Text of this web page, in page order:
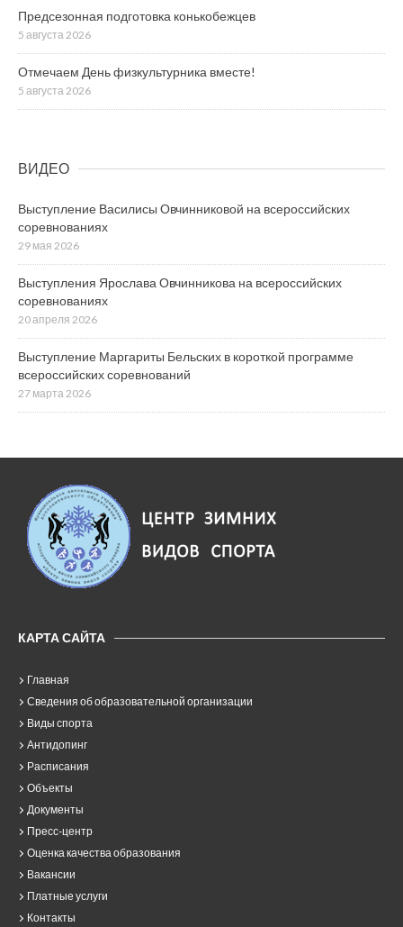
Предсезонная подготовка конькобежцев
5 августа 2026
Отмечаем День физкультурника вместе!
5 августа 2026
ВИДЕО
Выступление Василисы Овчинниковой на всероссийских
соревнованиях
29 мая 2026
Выступления Ярослава Овчинникова на всероссийских
соревнованиях
20 апреля 2026
Выступление Маргариты Бельских в короткой программе
всероссийских соревнований
27 марта 2026
КАРТА САЙТА
Главная
Сведения об образовательной организации
Виды спорта
Антидопинг
Расписания
Объекты
Документы
Пресс-центр
Оценка качества образования
Вакансии
Платные услуги
Контакты